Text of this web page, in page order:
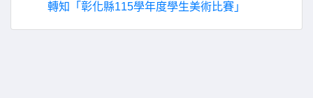
轉知「彰化縣115學年度學生美術比賽」